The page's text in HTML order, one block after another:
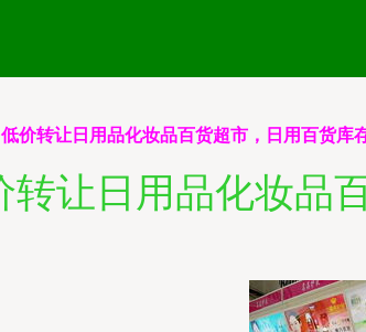
低价转让日用品化妆品百货超市，日用百货库
转让日用品化妆品